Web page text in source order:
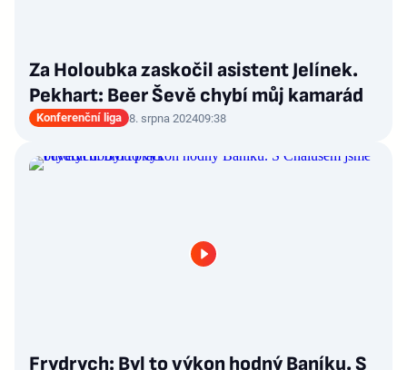
Za Holoubka zaskočil asistent Jelínek.
Pekhart: Beer Ševě chybí můj kamarád
Konferenční liga 8. srpna 202409:38
Frydrych: Byl to výkon hodný Baníku. S